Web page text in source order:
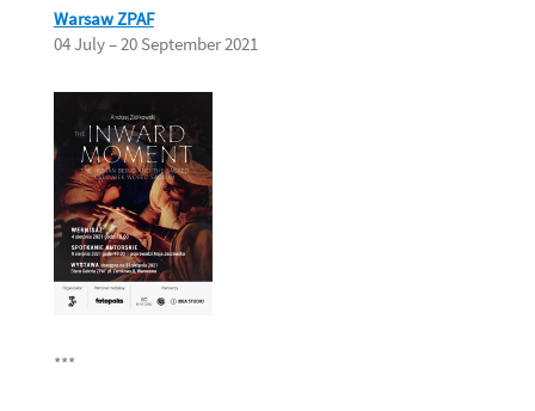
Warsaw ZPAF
04 July – 20 September 2021
***